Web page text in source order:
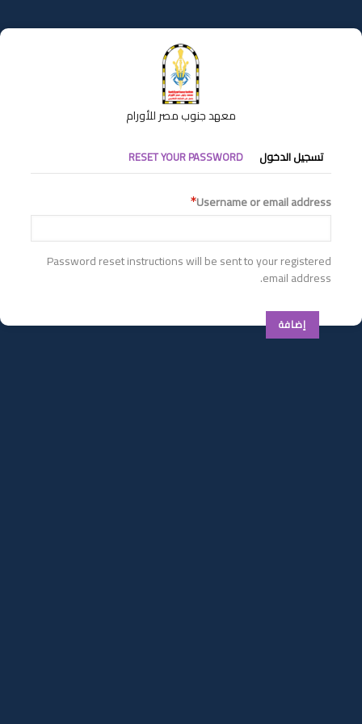
إلى
المحتوى
معهد جنوب مصر للأورام
التبويبات
الأساسية
تسجيل الدخول RESET YOUR PASSWORD
Username or email address
Password reset instructions will be sent to your registered
email address.